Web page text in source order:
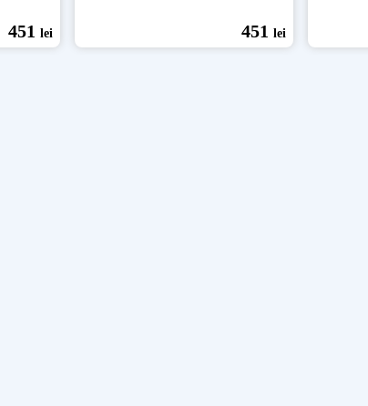
451 lei 451 lei